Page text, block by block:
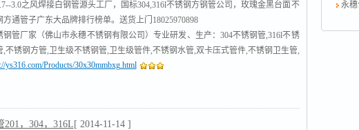
3.0之风焊接白钢管源头工厂，国标304,316l不锈钢方钢管公司，玫瑰金黑台面不
方通管子广东大品牌排行榜单。送货上门18025970898
钢管厂家（佛山市永穗不锈钢有限公司）专业研发、生产：304不锈钢管,316l不锈
,不锈钢方管,卫生级不锈钢管,卫生级管件,不锈钢水管,双卡压式管件,不锈钢卫生管,
钢圆管,沟槽式管件,不锈钢工业流体管 [查看]
ys316.com/Products/30x30mmbxg.html
201，304，316L[ 2014-11-14 ]
永穗